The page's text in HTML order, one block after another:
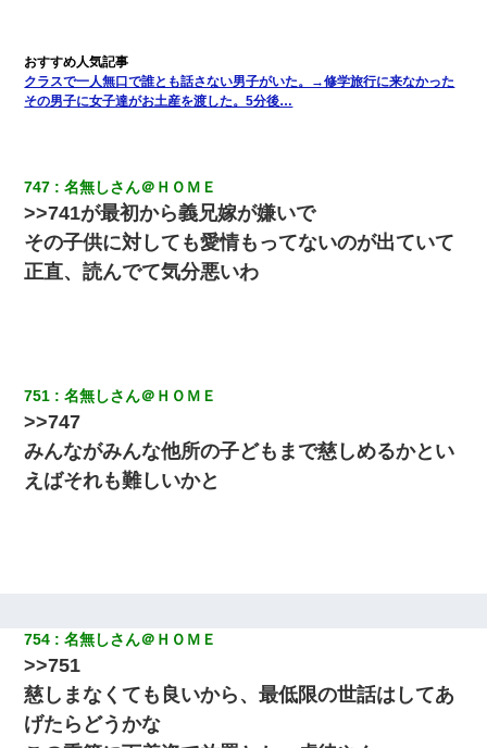
【復讐】義兄嫁「生活費、足りない分を貸してほしい」私「貸す
わけないでしょｗｗｗｗ」→ 理由を話したら泣き出して・・私
（あまりにも希望通り）
新築の家で。クラクラするくらいの「白粉の匂い」が鼻につくも
嫁＆娘「そんな匂いしない…」ある日、友人奥「素敵なアンティ
ークですね！」俺（！？）
嫁の妹（26歳）がずっとウチに泊まりに来た結果→俺がヤバイｗ
ｗｗｗｗｗｗｗ
彼女(37)の情欲がえげつない件ｗｗｗｗｗｗｗ
友人とふたりで山口に旅行した時の事。レンタカーを借りて山の
中の道を走っていたら、突然ガガッ！って音がして…
クラスで一人無口で誰とも話さない男子がいた。→修学旅行に来なかった
その男子に女子達がお土産を渡した。5分後…
747 名無しさん＠ＨＯＭＥ
>>741が最初から義兄嫁が嫌いで
その子供に対しても愛情もってないのが出ていて
正直、読んでて気分悪いわ
751 名無しさん＠ＨＯＭＥ
>>747
みんながみんな他所の子どもまで慈しめるかとい
えばそれも難しいかと
754 名無しさん＠ＨＯＭＥ
>>751
慈しまなくても良いから、最低限の世話はしてあ
げたらどうかな